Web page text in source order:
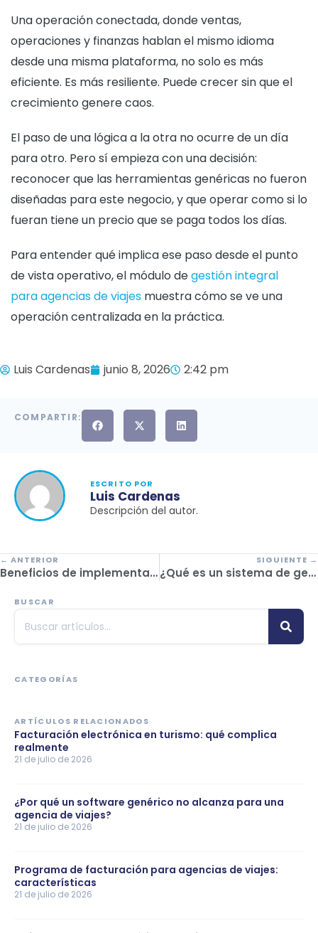
Una operación conectada, donde ventas,
operaciones y finanzas hablan el mismo idioma
desde una misma plataforma, no solo es más
eficiente. Es más resiliente. Puede crecer sin que el
crecimiento genere caos.
El paso de una lógica a la otra no ocurre de un día
para otro. Pero sí empieza con una decisión:
reconocer que las herramientas genéricas no fueron
diseñadas para este negocio, y que operar como si lo
fueran tiene un precio que se paga todos los días.
Para entender qué implica ese paso desde el punto
de vista operativo, el módulo degestión integral
para agencias de viajes muestra cómo se ve una
operación centralizada en la práctica.
Luis Cardenas junio 8, 2026 2:42 pm
COMPARTIR:
ESCRITO POR
Luis Cardenas
Descripción del autor.
← ANTERIOR
Beneficios de implementar un sistema para operadores turísticos
SIGUIENTE →
¿Qué es un sistema de gestión de viajes corporativos y cómo puede ayudarte?
BUSCAR
CATEGORÍAS
ARTÍCULOS RELACIONADOS
Facturación electrónica en turismo: qué complica
realmente
21 de julio de 2026
¿Por qué un software genérico no alcanza para una
agencia de viajes?
21 de julio de 2026
Programa de facturación para agencias de viajes:
características
21 de julio de 2026